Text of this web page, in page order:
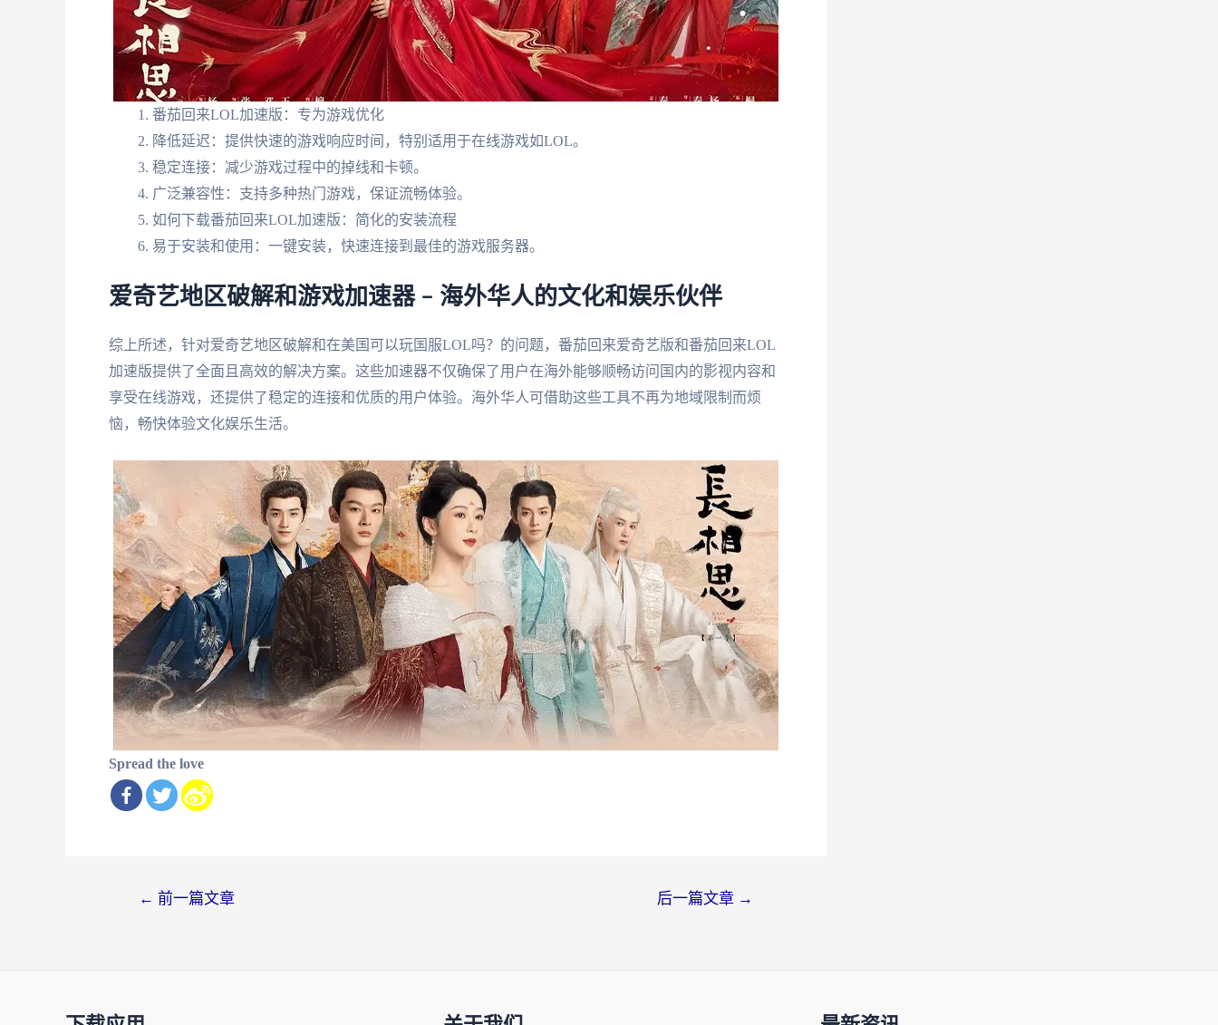
番茄回来LOL加速版：专为游戏优化
降低延迟：提供快速的游戏响应时间，特别适用于在线游戏如LOL。
稳定连接：减少游戏过程中的掉线和卡顿。
广泛兼容性：支持多种热门游戏，保证流畅体验。
如何下载番茄回来LOL加速版：简化的安装流程
易于安装和使用：一键安装，快速连接到最佳的游戏服务器。
爱奇艺地区破解和游戏加速器 – 海外华人的文化和娱乐伙伴
综上所述，针对爱奇艺地区破解和在美国可以玩国服LOL吗？的问题，番茄回来爱奇艺版和番茄回来LOL
加速版提供了全面且高效的解决方案。这些加速器不仅确保了用户在海外能够顺畅访问国内的影视内容和
享受在线游戏，还提供了稳定的连接和优质的用户体验。海外华人可借助这些工具不再为地域限制而烦
恼，畅快体验文化娱乐生活。
Spread the love
← 前一篇文章 后一篇文章 →